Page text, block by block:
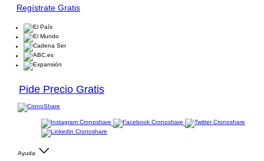
Regístrate Gratis
Pide Precio Gratis
Ayuda